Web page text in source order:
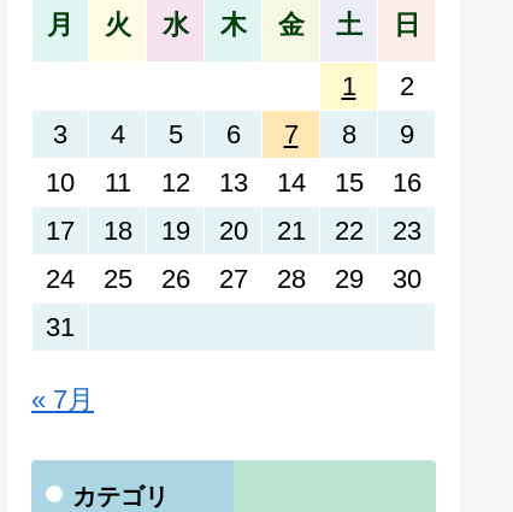
月 火 水 木 金 土 日
1
2
3
4 5 6 7 8
9
10
11 12 13 14 15
16
17
18 19 20 21 22
23
24
25 26 27 28 29
30
31
« 7月
カテゴリ